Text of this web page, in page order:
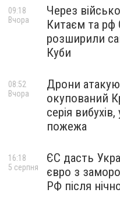
Через
Китаєм та
розширили
Куби
09:18
Вчора
Дрони
окупований
серія
пожежа
08:52
Вчора
ЄС дасть
євро з
РФ після
16:18
5 серпня